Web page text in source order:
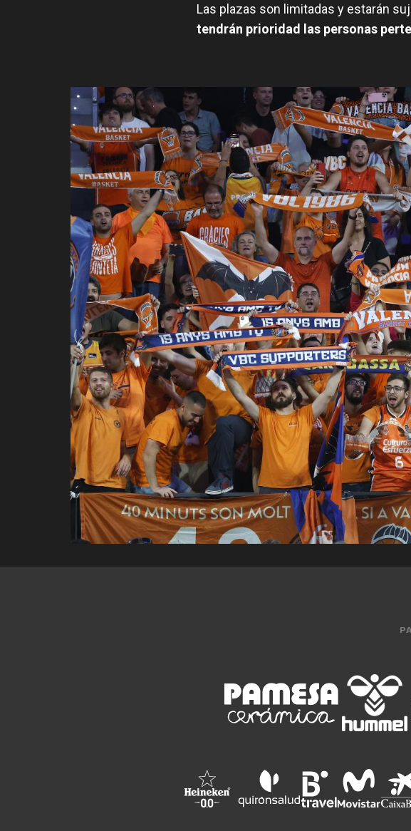
Las plazas son limitadas y estarán
tendrán prioridad las personas